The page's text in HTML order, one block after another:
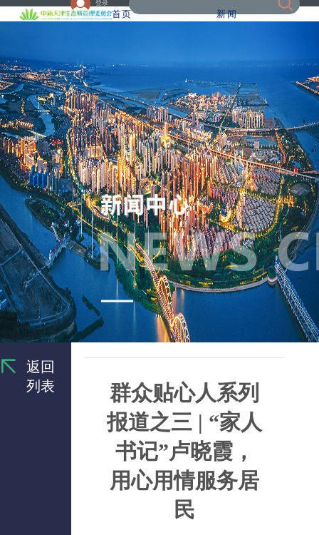
登录
首页 新闻
返回
列表
群众贴心人系列
报道之三 | “家人
书记”卢晓霞，
用心用情服务居
民